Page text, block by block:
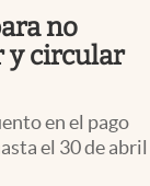
no
y circular
en el pago
el 30 de abril